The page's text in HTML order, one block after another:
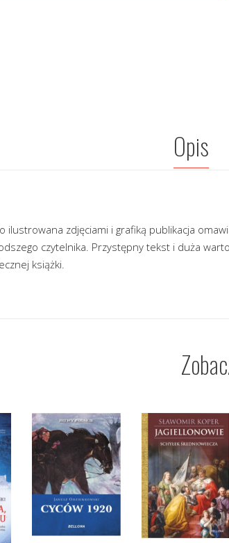
Opis
ilustrowana zdjęciami i grafiką publikacja
czytelnika. Przystępny tekst i duża
książki.